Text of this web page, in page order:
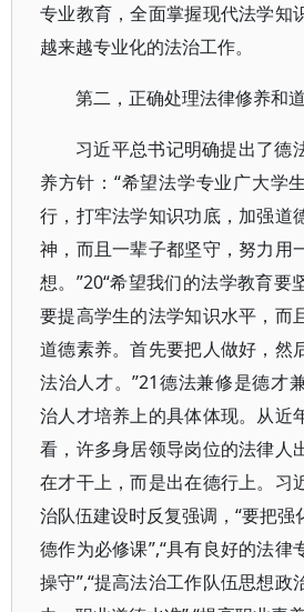
专业教育，全面掌握现代法学知
越来越专业化的法治工作。
第二，正确处理法律修养和
习近平总书记明确提出了德
养方针：“希望法学专业广大学
行，打牢法学知识功底，加强道
神，而且一辈子都坚守，努力用
想。”20“希望我们的法学教育要
要提高学生的法学知识水平，而
道德素养。首先要把人做好，然
法治人才。”21德法兼修是德才
治人才培养上的具体体现。从近
看，许多身居领导岗位的法律人
在才干上，而是出在德行上。习
治队伍建设时反复强调，“要把强
德作为必修课”,“具有良好的法律
操守”,“提高法治工作队伍思想政